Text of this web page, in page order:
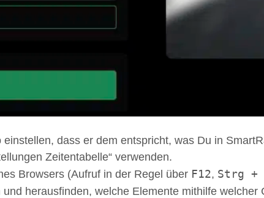
dass er dem entspricht, was Du in
Zeitentabelle“ verwenden.
Browsers (Aufruf in der Regel über F12, Strg +
herausfinden, welche Elemente mithilfe